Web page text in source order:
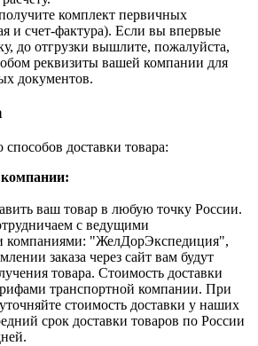
комплект первичных
и счет-фактура). Если вы впервые
до отгрузки вышлите, пожалуйста,
реквизиты вашей компании для
документов.
способов доставки товара:
ваш товар в любую точку России.
с ведущими
компаниями: "ЖелДорЭкспедиция",
заказа через сайт вам будут
товара. Стоимость доставки
транспортной компании. При
стоимость доставки у наших
срок доставки товаров по России